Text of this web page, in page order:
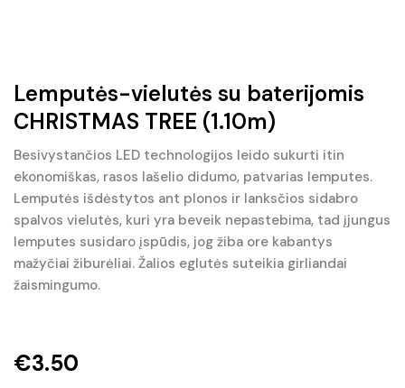
Lemputės-vielutės su baterijomis
CHRISTMAS TREE (1.10m)
Besivystančios LED technologijos leido sukurti itin
ekonomiškas, rasos lašelio didumo, patvarias lemputes.
Lemputės išdėstytos ant plonos ir lanksčios sidabro
spalvos vielutės, kuri yra beveik nepastebima, tad įjungus
lemputes susidaro įspūdis, jog žiba ore kabantys
mažyčiai žiburėliai. Žalios eglutės suteikia girliandai
žaismingumo.
€3.50